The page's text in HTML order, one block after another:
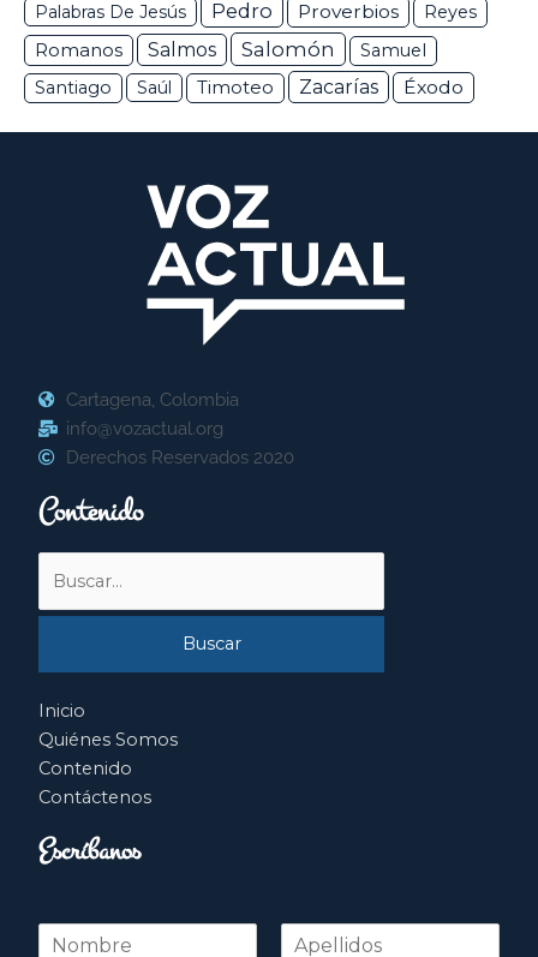
Palabras De Jesús Pedro Proverbios Reyes
Romanos Salmos Salomón
Samuel
Santiago
Saúl Timoteo Zacarías Éxodo
Cartagena, Colombia
info@vozactual.org
Derechos Reservados 2020
Contenido
por:
Inicio
Quiénes Somos
Contenido
Contáctenos
Escríbanos
N